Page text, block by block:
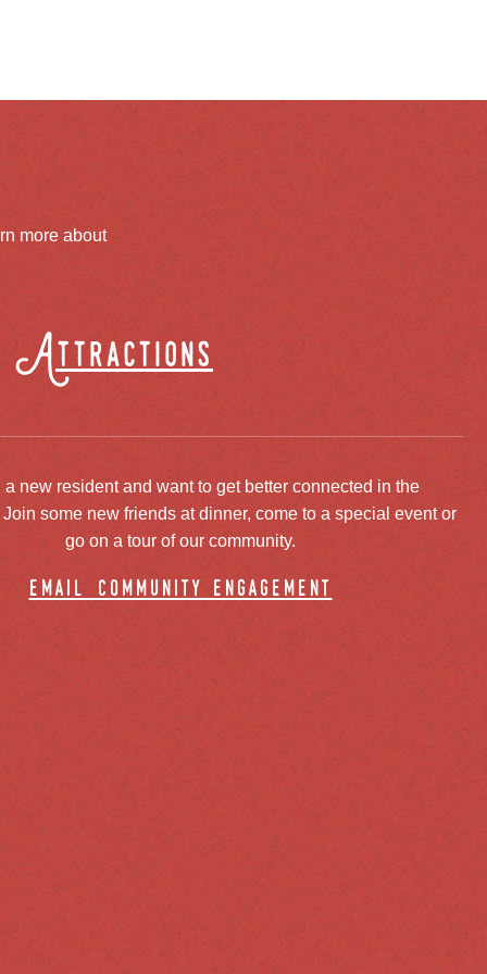
more about
Attractions
a new resident and want to get better connected in the
some new friends at dinner, come to a special event or
go on a tour of our community.
email community engagement